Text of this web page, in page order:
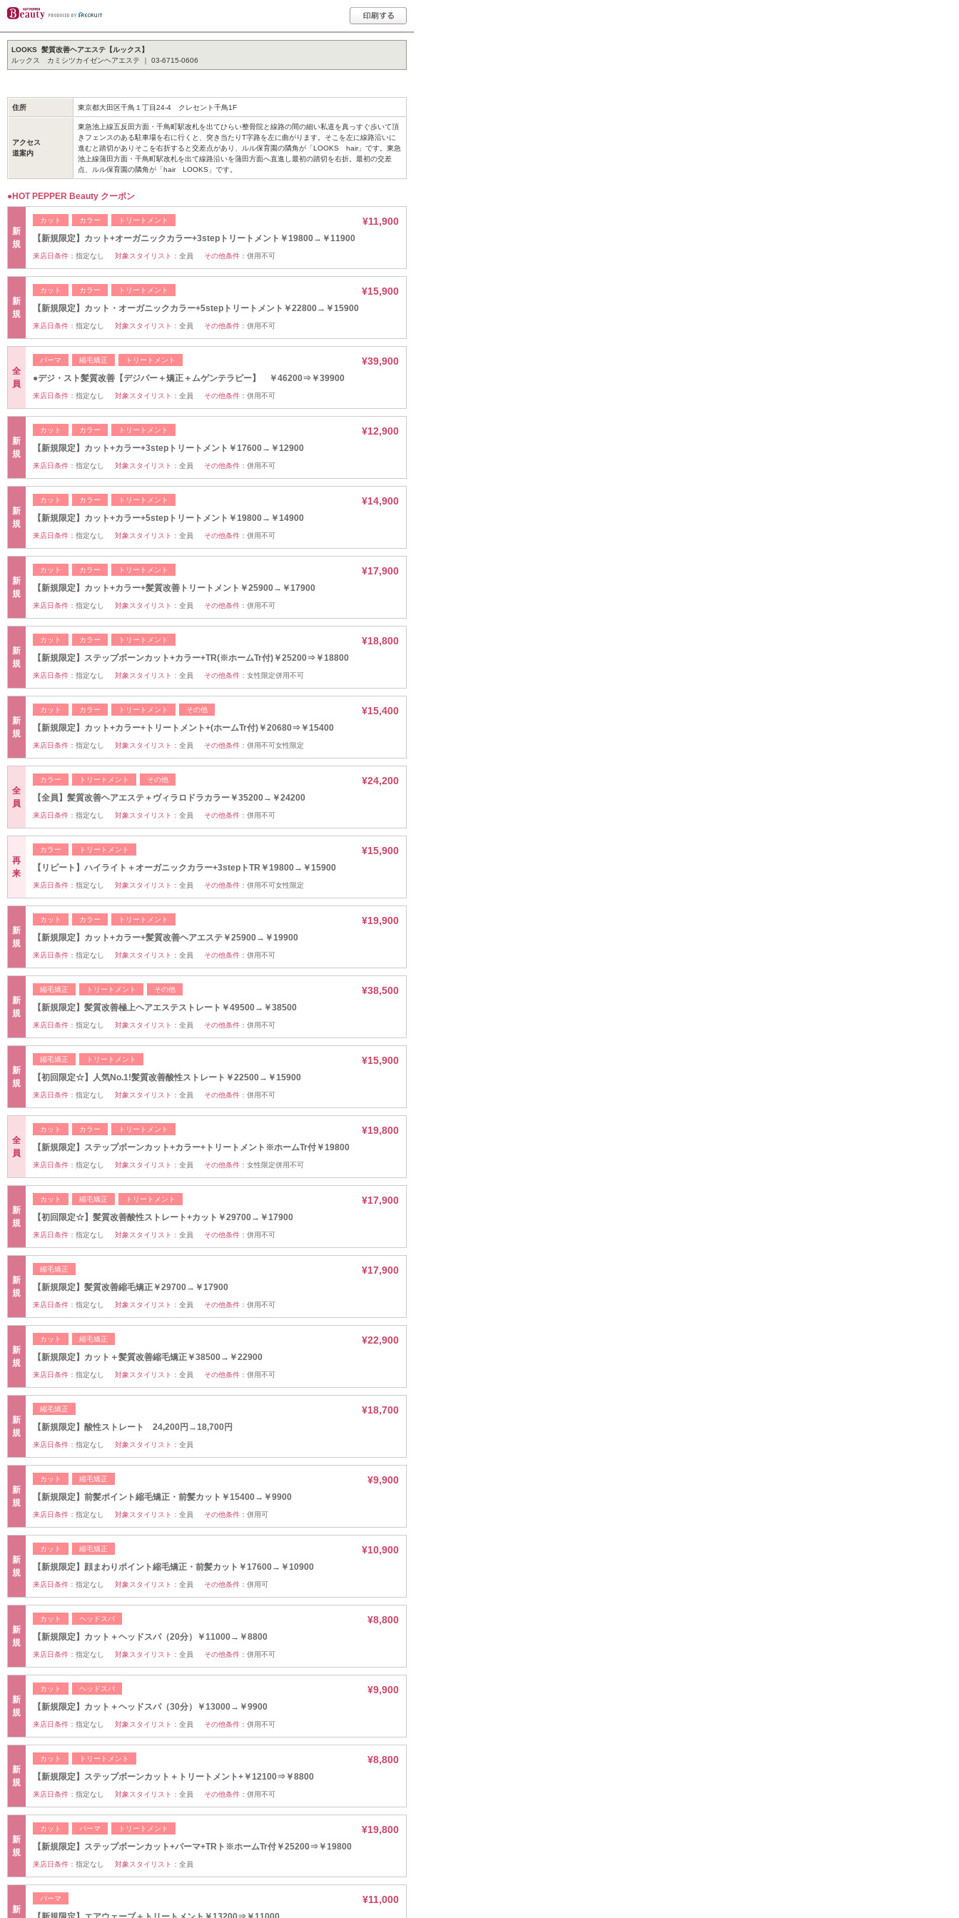
LOOKS 髪質改善ヘアエステ【ルックス】
ルックス カミシツカイゼンヘアエステ ｜ 03-6715-0606
住所 東京都大田区千鳥１丁目24-4 クレセント千鳥1F
アクセス
道案内
東急池上線五反田方面・千鳥町駅改札を出てひらい整骨院と線路の間の細い私道を真っすぐ歩いて頂
きフェンスのある駐車場を右に行くと、突き当たりT字路を左に曲がります。そこを左に線路沿いに
進むと踏切がありそこを右折すると交差点があり、ルル保育園の隣角が「LOOKS hair」です。東急
池上線蒲田方面・千鳥町駅改札を出て線路沿いを蒲田方面へ直進し最初の踏切を右折。最初の交差
点、ルル保育園の隣角が「hair LOOKS」です。
●HOT PEPPER Beauty クーポン
新
規
カット カラー トリートメント
【新規限定】カット+オーガニックカラー+3stepトリートメント￥19800→￥11900
¥11,900
来店日条件： 指定なし 対象スタイリスト： 全員 その他条件： 併用不可
新
規
カット カラー トリートメント
【新規限定】カット・オーガニックカラー+5stepトリートメント￥22800→￥15900
¥15,900
来店日条件： 指定なし 対象スタイリスト： 全員 その他条件： 併用不可
全
員
パーマ 縮毛矯正 トリートメント
●デジ・スト髪質改善【デジパー＋矯正＋ムゲンテラピー】 ￥46200⇒￥39900
¥39,900
来店日条件： 指定なし 対象スタイリスト： 全員 その他条件： 併用不可
新
規
カット カラー トリートメント
【新規限定】カット+カラー+3stepトリートメント￥17600→￥12900
¥12,900
来店日条件： 指定なし 対象スタイリスト： 全員 その他条件： 併用不可
新
規
カット カラー トリートメント
【新規限定】カット+カラー+5stepトリートメント￥19800→￥14900
¥14,900
来店日条件： 指定なし 対象スタイリスト： 全員 その他条件： 併用不可
新
規
カット カラー トリートメント
【新規限定】カット+カラー+髪質改善トリートメント￥25900→￥17900
¥17,900
来店日条件： 指定なし 対象スタイリスト： 全員 その他条件： 併用不可
新
規
カット カラー トリートメント
【新規限定】ステップボーンカット+カラー+TR(※ホームTr付)￥25200⇒￥18800
¥18,800
来店日条件： 指定なし 対象スタイリスト： 全員 その他条件： 女性限定併用不可
新
規
カット カラー トリートメント その他
【新規限定】カット+カラー+トリートメント+(ホームTr付)￥20680⇒￥15400
¥15,400
来店日条件： 指定なし 対象スタイリスト： 全員 その他条件： 併用不可女性限定
全
員
カラー トリートメント その他
【全員】髪質改善ヘアエステ＋ヴィラロドラカラー￥35200→￥24200
¥24,200
来店日条件： 指定なし 対象スタイリスト： 全員 その他条件： 併用不可
再
来
カラー トリートメント
【リピート】ハイライト＋オーガニックカラー+3stepトTR￥19800→￥15900
¥15,900
来店日条件： 指定なし 対象スタイリスト： 全員 その他条件： 併用不可女性限定
新
規
カット カラー トリートメント
【新規限定】カット+カラー+髪質改善ヘアエステ￥25900→￥19900
¥19,900
来店日条件： 指定なし 対象スタイリスト： 全員 その他条件： 併用不可
新
規
縮毛矯正 トリートメント その他
【新規限定】髪質改善極上ヘアエステストレート￥49500→￥38500
¥38,500
来店日条件： 指定なし 対象スタイリスト： 全員 その他条件： 併用不可
新
規
縮毛矯正 トリートメント
【初回限定☆】人気No.1!髪質改善酸性ストレート￥22500→￥15900
¥15,900
来店日条件： 指定なし 対象スタイリスト： 全員 その他条件： 併用不可
全
員
カット カラー トリートメント
【新規限定】ステップボーンカット+カラー+トリートメント※ホームTr付￥19800
¥19,800
来店日条件： 指定なし 対象スタイリスト： 全員 その他条件： 女性限定併用不可
新
規
カット 縮毛矯正 トリートメント
【初回限定☆】髪質改善酸性ストレート+カット￥29700→￥17900
¥17,900
来店日条件： 指定なし 対象スタイリスト： 全員 その他条件： 併用不可
新
規
縮毛矯正
【新規限定】髪質改善縮毛矯正￥29700→￥17900
¥17,900
来店日条件： 指定なし 対象スタイリスト： 全員 その他条件： 併用不可
新
規
カット 縮毛矯正
【新規限定】カット＋髪質改善縮毛矯正￥38500→￥22900
¥22,900
来店日条件： 指定なし 対象スタイリスト： 全員 その他条件： 併用不可
新
規
縮毛矯正
【新規限定】酸性ストレート 24,200円→18,700円
¥18,700
来店日条件： 指定なし 対象スタイリスト： 全員
新
規
カット 縮毛矯正
【新規限定】前髪ポイント縮毛矯正・前髪カット￥15400→￥9900
¥9,900
来店日条件： 指定なし 対象スタイリスト： 全員 その他条件： 併用可
新
規
カット 縮毛矯正
【新規限定】顔まわりポイント縮毛矯正・前髪カット￥17600→￥10900
¥10,900
来店日条件： 指定なし 対象スタイリスト： 全員 その他条件： 併用可
新
規
カット ヘッドスパ
【新規限定】カット＋ヘッドスパ（20分）￥11000→￥8800
¥8,800
来店日条件： 指定なし 対象スタイリスト： 全員 その他条件： 併用不可
新
規
カット ヘッドスパ
【新規限定】カット＋ヘッドスパ（30分）￥13000→￥9900
¥9,900
来店日条件： 指定なし 対象スタイリスト： 全員 その他条件： 併用不可
新
規
カット トリートメント
【新規限定】ステップボーンカット＋トリートメント+￥12100⇒￥8800
¥8,800
来店日条件： 指定なし 対象スタイリスト： 全員 その他条件： 併用不可
新
規
カット パーマ トリートメント
【新規限定】ステップボーンカット+パーマ+TRト※ホームTr付￥25200⇒￥19800
¥19,800
来店日条件： 指定なし 対象スタイリスト： 全員
新
パーマ ¥11,000